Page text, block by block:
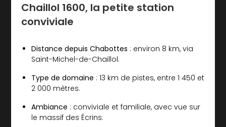
Chaillol 1600, la petite station
conviviale
Distance depuis Chabottes : environ 8 km, via
Saint-Michel-de-Chaillol.
Type de domaine : 13 km de pistes, entre 1 450 et
2 000 mètres.
Ambiance : conviviale et familiale, avec vue sur
le massif des Écrins.